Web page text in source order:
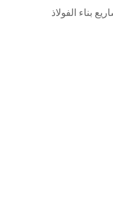
بناء الفولاذ